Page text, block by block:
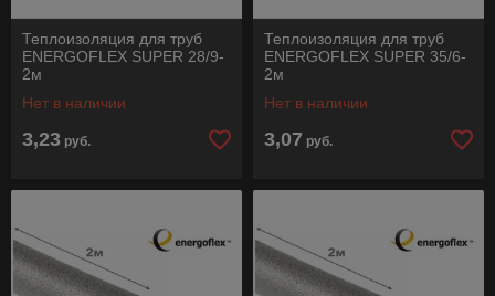
Теплоизоляция для труб
ENERGOFLEX SUPER 28/9-
2м
Нет в наличии
3,23 руб.
Теплоизоляция для труб
ENERGOFLEX SUPER 35/6-
2м
Нет в наличии
3,07 руб.